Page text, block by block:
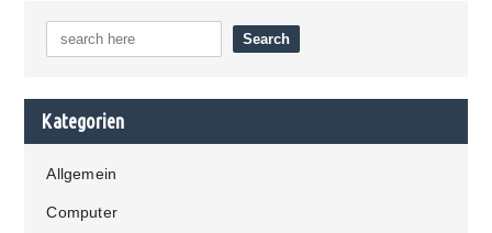
Kategorien
Allgemein
Computer